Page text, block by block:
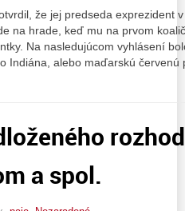
že jej predseda exprezident
na hrade, keď mu na prvom
Na nasledujúcom vyhlásení
Indiána, alebo maďarskú
a spol.